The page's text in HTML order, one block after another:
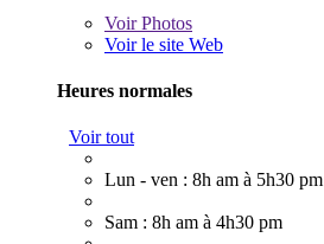
VoirPhotos
Voir le site Web
Heures normales
Voir tout
Lun - ven : 8h am à 5h30 pm
Sam : 8h am à 4h30 pm